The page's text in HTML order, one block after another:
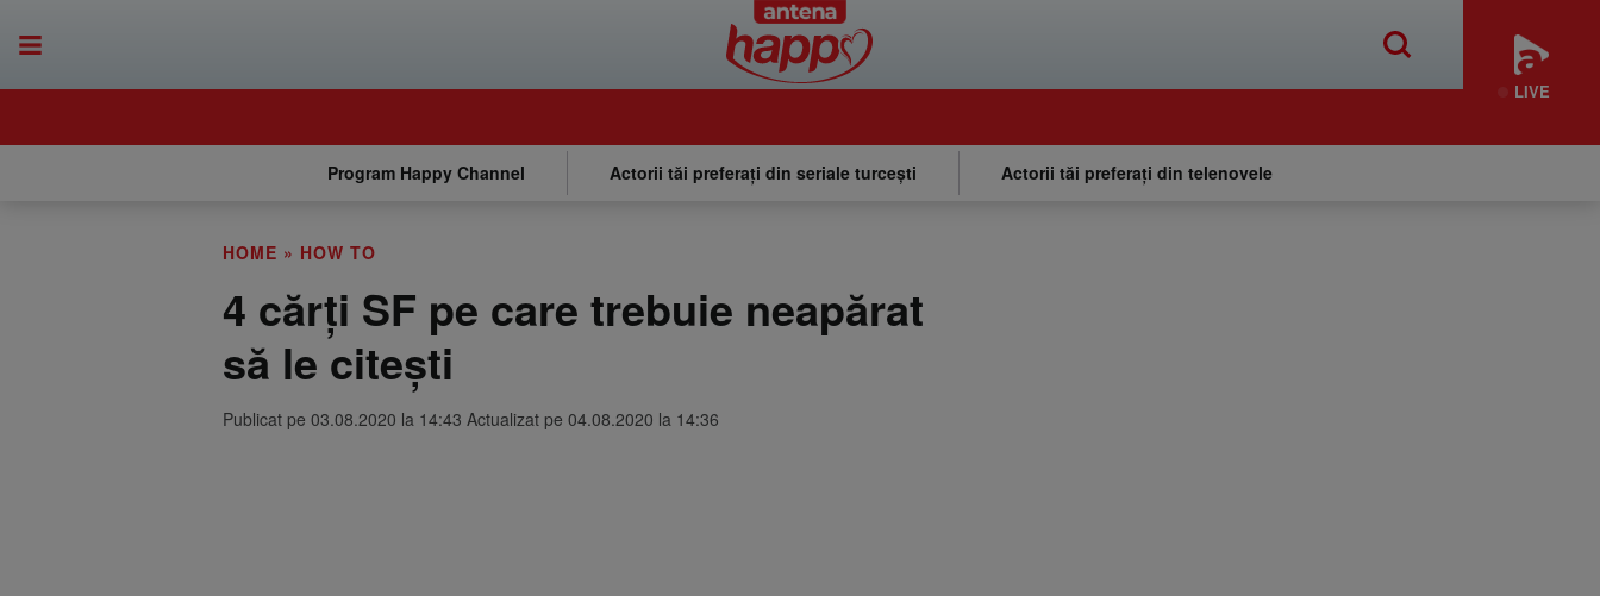
LIVE
Program Happy Channel Actorii tăi preferați din seriale turcești Actorii tăi preferați din telenovele
HOME » HOW TO
4 cărți SF pe care trebuie neapărat
să le citești
Publicat pe 03.08.2020 la 14:43 Actualizat pe 04.08.2020 la 14:36